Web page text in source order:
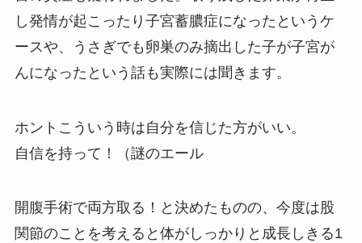
し発情が起こったり子宮蓄膿症になったというケ
ースや、うさぎでも卵巣のみ摘出した子が子宮が
んになったという話も実際には聞きます。
ホントこういう時は自分を信じた方がいい。
自信を持って！（謎のエール
開腹手術で両方取る！と決めたものの、今度は股
関節のことを考えると体がしっかりと成長しきる1